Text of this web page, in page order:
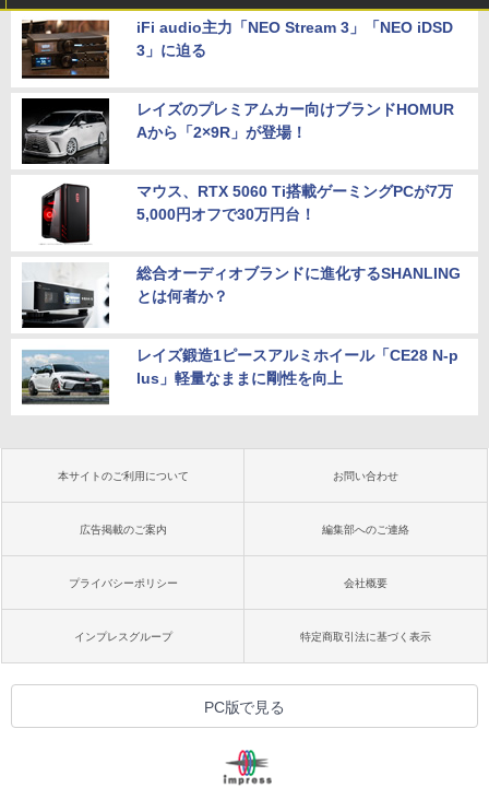
iFi audio主力「NEO Stream 3」「NEO iDSD
3」に迫る
レイズのプレミアムカー向けブランドHOMUR
Aから「2×9R」が登場！
マウス、RTX 5060 Ti搭載ゲーミングPCが7万
5,000円オフで30万円台！
総合オーディオブランドに進化するSHANLING
とは何者か？
レイズ鍛造1ピースアルミホイール「CE28 N-p
lus」軽量なままに剛性を向上
本サイトのご利用について お問い合わせ
広告掲載のご案内 編集部へのご連絡
プライバシーポリシー 会社概要
インプレスグループ 特定商取引法に基づく表示
PC版で見る